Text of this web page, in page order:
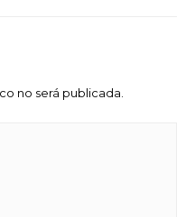
no será publicada.